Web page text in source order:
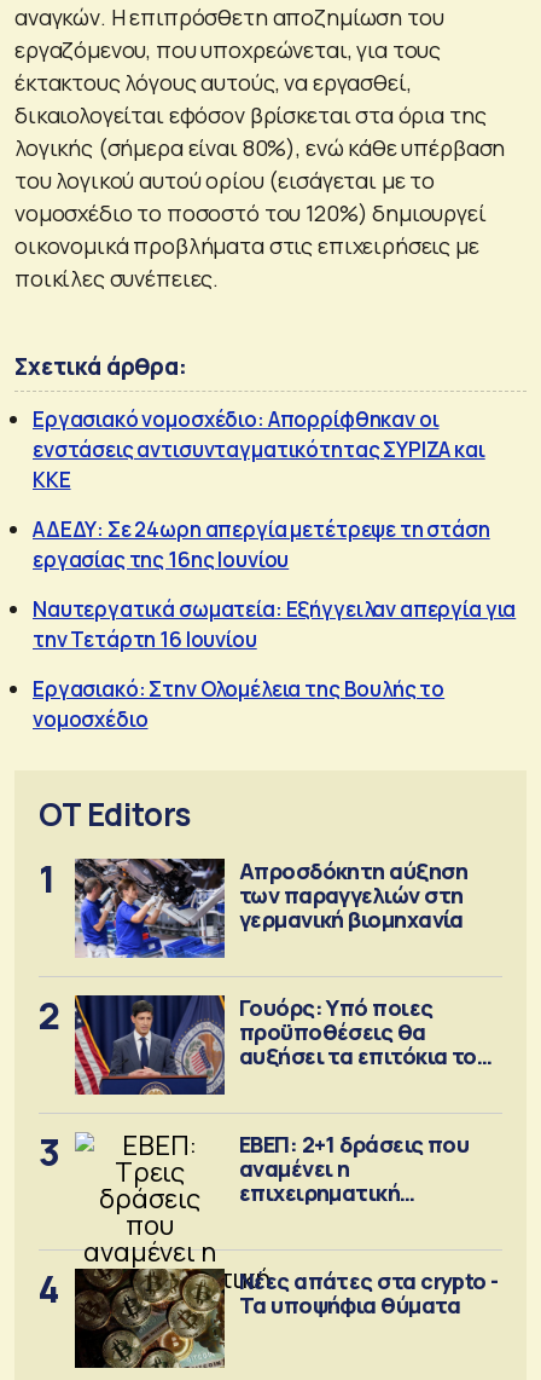
αναγκών. Η επιπρόσθετη αποζημίωση του
εργαζόμενου, που υποχρεώνεται, για τους
έκτακτους λόγους αυτούς, να εργασθεί,
δικαιολογείται εφόσον βρίσκεται στα όρια της
λογικής (σήμερα είναι 80%), ενώ κάθε υπέρβαση
του λογικού αυτού ορίου (εισάγεται με το
νομοσχέδιο το ποσοστό του 120%) δημιουργεί
οικονομικά προβλήματα στις επιχειρήσεις με
ποικίλες συνέπειες.
Σχετικά άρθρα:
Εργασιακό νομοσχέδιο: Απορρίφθηκαν οι
ενστάσεις αντισυνταγματικότητας ΣΥΡΙΖΑ και
ΚΚΕ
ΑΔΕΔΥ: Σε 24ωρη απεργία μετέτρεψε τη στάση
εργασίας της 16ης Ιουνίου
Ναυτεργατικά σωματεία: Εξήγγειλαν απεργία για
την Τετάρτη 16 Ιουνίου
Εργασιακό: Στην Ολομέλεια της Βουλής το
νομοσχέδιο
OT Editors
1
Απροσδόκητη αύξηση
των παραγγελιών στη
γερμανική βιομηχανία
2
Γουόρς: Υπό ποιες
προϋποθέσεις θα
αυξήσει τα επιτόκια τον
3
ΕΒΕΠ: 2+1 δράσεις που
αναμένει η
επιχειρηματική
4
Νέες απάτες στα crypto -
Τα υποψήφια θύματα